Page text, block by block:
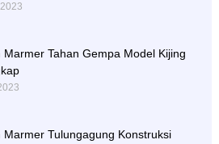
Marmer Tahan Gempa Model Kijing
Marmer Tulungagung Konstruksi